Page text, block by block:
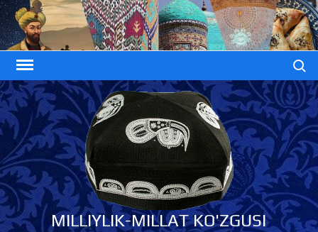
Skip
to
content
MILLIYLIK-MILLAT KO'ZGUSI